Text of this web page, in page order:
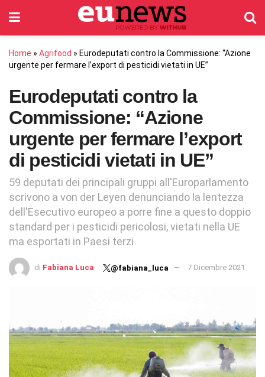
Home » Agrifood » Eurodeputati contro la Commissione: “Azione
urgente per fermare l’export di pesticidi vietati in UE”
Eurodeputati contro la
Commissione: “Azione
urgente per fermare l’export
di pesticidi vietati in UE”
59 deputati dei principali gruppi all'Europarlamento
scrivono a von der Leyen denunciando la lentezza
dell'Esecutivo europeo a porre fine a questo doppio
standard per i pesticidi pericolosi, vietati nella UE
ma esportati in Paesi terzi
di Fabiana Luca @fabiana_luca 7 Dicembre 2021